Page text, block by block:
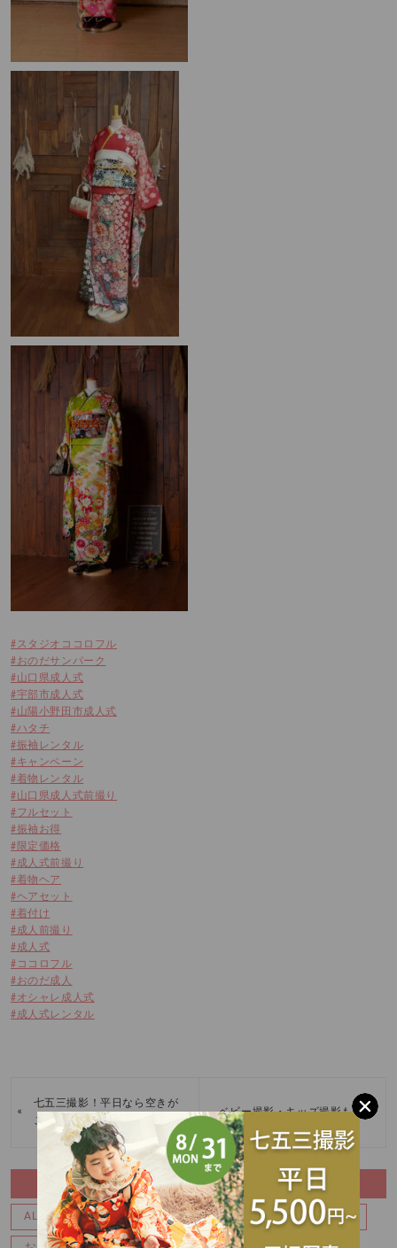
#スタジオココロフル
#おのだサンパーク
#山口県成人式
#宇部市成人式
#山陽小野田市成人式
#ハタチ
#振袖レンタル
#キャンペーン
#着物レンタル
#山口県成人式前撮り
#フルセット
#振袖お得
#限定価格
#成人式前撮り
#着物ヘア
#ヘアセット
#着付け
#成人前撮り
#成人式
#ココロフル
#おのだ成人
#オシャレ成人式
#成人式レンタル
«
七五三撮影！平日なら空きが
ございます。
ベビー撮影・キッズ撮影も♪ »
CATEGORY
ALL ALL BABY イベント お宮参り・百日